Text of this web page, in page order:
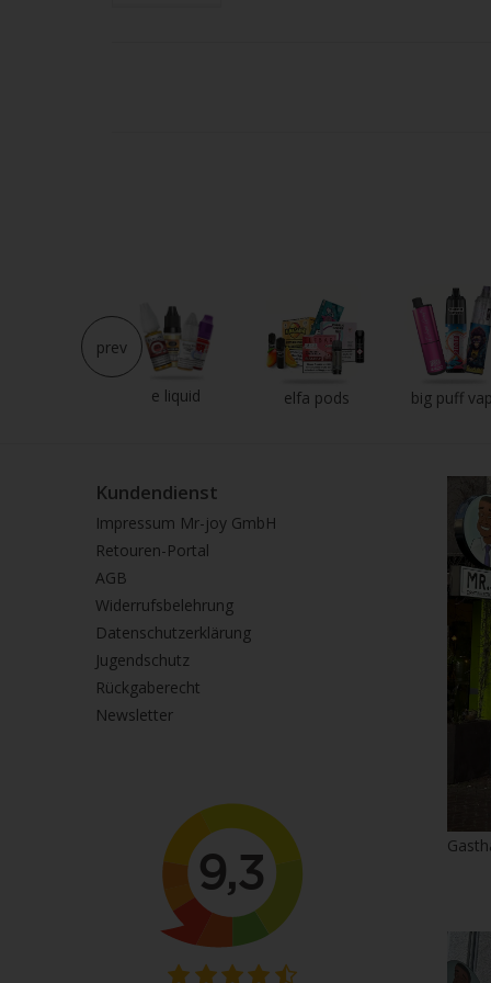
e liquid elfa pods big puff
prev
Kundendienst
Impressum Mr-joy GmbH
Retouren-Portal
AGB
Widerrufsbelehrung
Datenschutzerklärung
Jugendschutz
Rückgaberecht
Newsletter